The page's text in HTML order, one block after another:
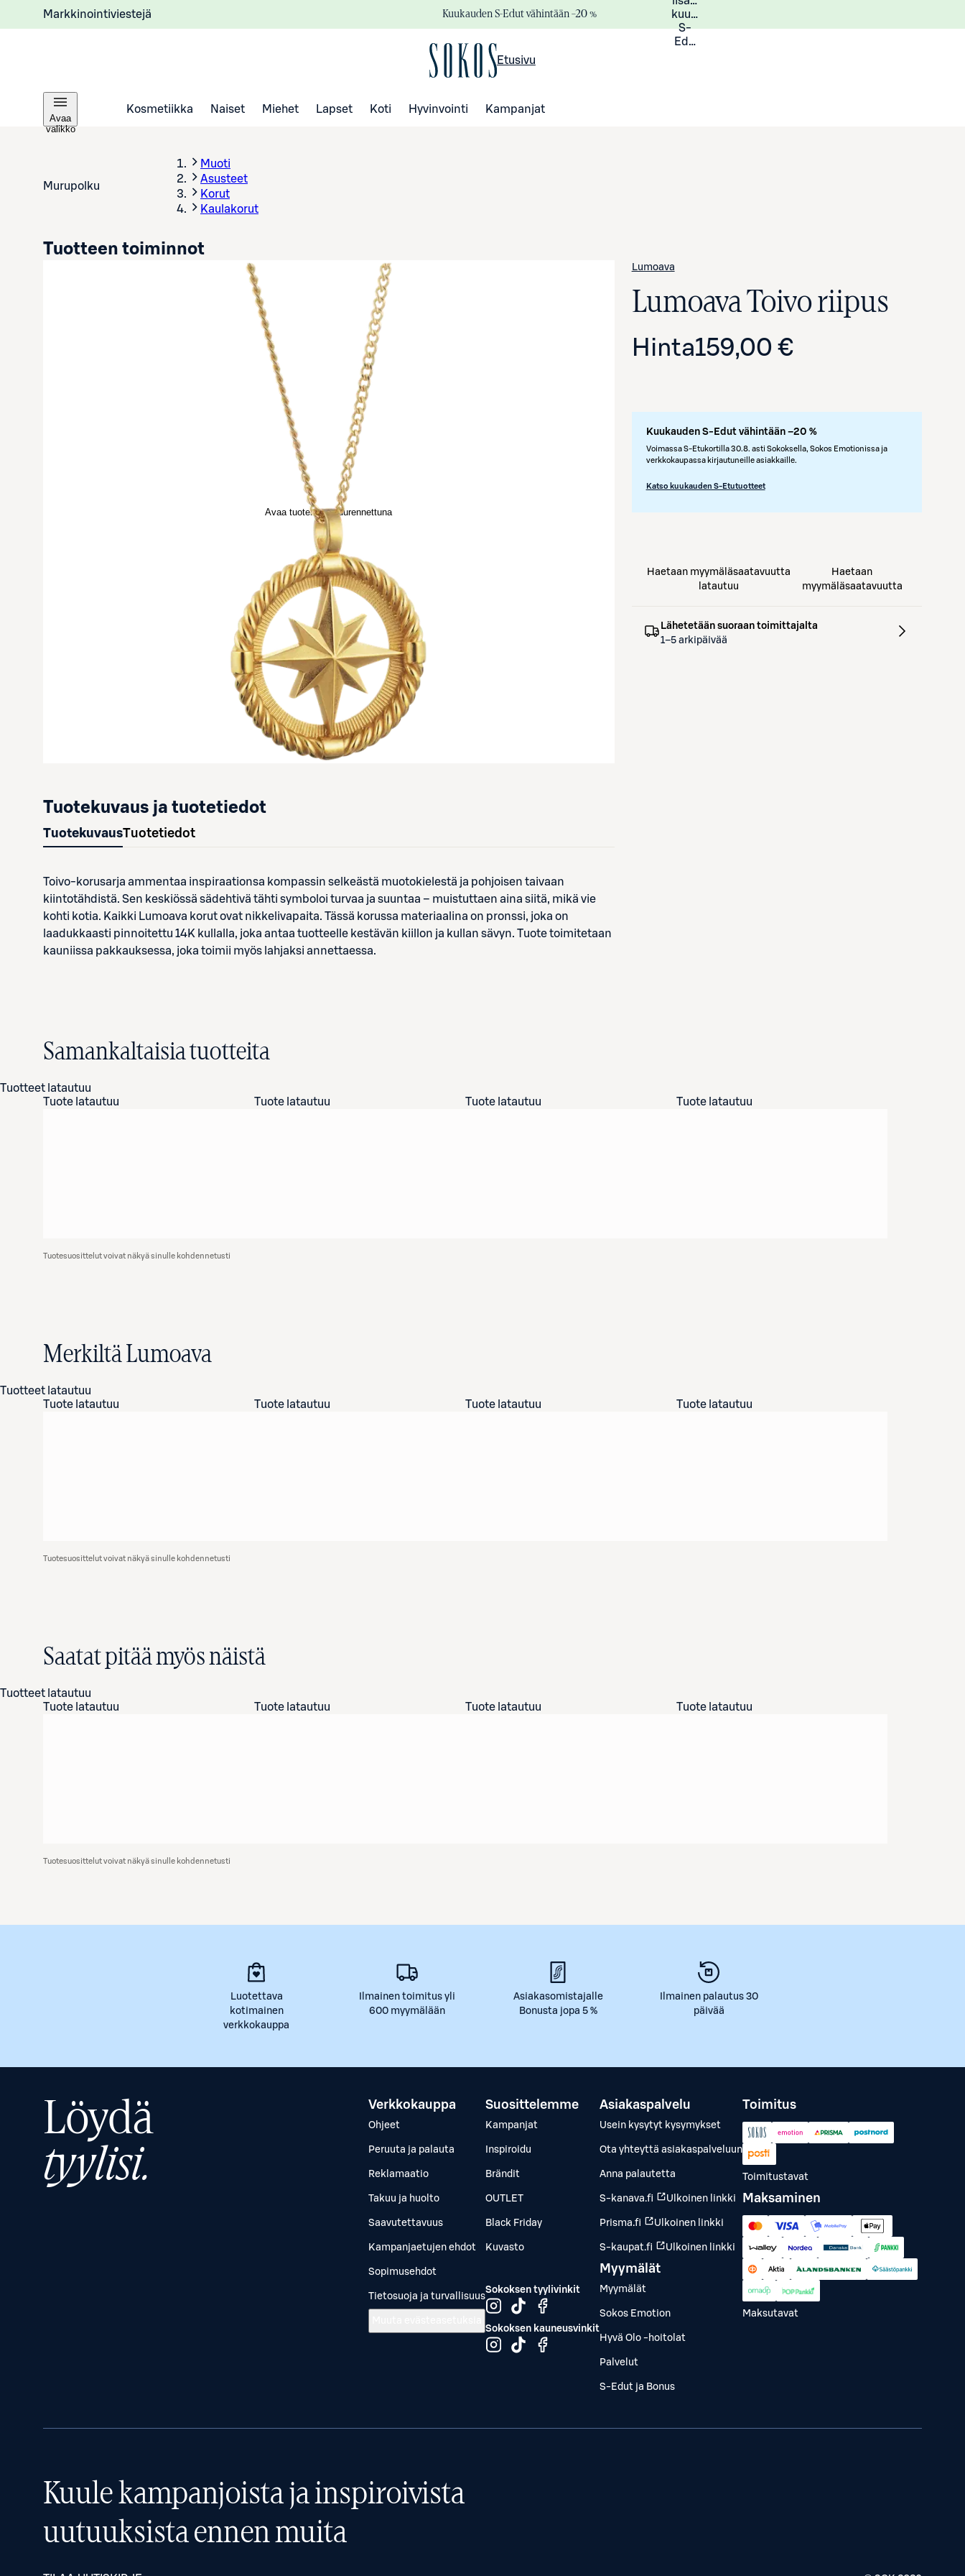
Markkinointiviestejä Kuukauden S-Edut vähintään –20 %
kuukauden
S-
Eduista
Etusivu
Avaa
valikko
Kosmetiikka Naiset Miehet Lapset Koti Hyvinvointi Kampanjat
Murupolku
Muoti
Asusteet
Korut
Kaulakorut
Avaa tuotekuva suurennettuna
Lumoava
Lumoava Toivo riipus
Hinta159,00 €
Kuukauden S-Edut vähintään –20 %
Voimassa S-Etukortilla 30.8. asti Sokoksella, Sokos Emotionissa ja
verkkokaupassa kirjautuneille asiakkaille.
Katso kuukauden S-Etutuotteet
Tuotteen toiminnot
Haetaan myymäläsaatavuutta
latautuu
Haetaan
myymäläsaatavuutta
Lähetetään suoraan toimittajalta
1–5 arkipäivää
Tuotekuvaus ja tuotetiedot
TuotekuvausTuotetiedot
Toivo-korusarja ammentaa inspiraationsa kompassin selkeästä muotokielestä ja pohjoisen taivaan
kiintotähdistä. Sen keskiössä sädehtivä tähti symboloi turvaa ja suuntaa – muistuttaen aina siitä, mikä vie
kohti kotia. Kaikki Lumoava korut ovat nikkelivapaita. Tässä korussa materiaalina on pronssi, joka on
laadukkaasti pinnoitettu 14K kullalla, joka antaa tuotteelle kestävän kiillon ja kullan sävyn. Tuote toimitetaan
kauniissa pakkauksessa, joka toimii myös lahjaksi annettaessa.
Samankaltaisia tuotteita
Tuotteet latautuu
Tuote latautuu
Tuote latautuu Tuote latautuu Tuote latautuu
Tuotesuosittelut voivat näkyä sinulle kohdennetusti
Merkiltä Lumoava
Tuotteet latautuu
Tuote latautuu
Tuote latautuu Tuote latautuu Tuote latautuu
Tuotesuosittelut voivat näkyä sinulle kohdennetusti
Saatat pitää myös näistä
Tuotteet latautuu
Tuote latautuu
Tuote latautuu Tuote latautuu Tuote latautuu
Tuotesuosittelut voivat näkyä sinulle kohdennetusti
Luotettava
kotimainen
verkkokauppa
Ilmainen toimitus yli
600 myymälään
Asiakasomistajalle
Bonusta jopa 5 %
Ilmainen palautus 30
päivää
Löydä
tyylisi.
Verkkokauppa
Ohjeet
Peruuta ja palauta
Reklamaatio
Takuu ja huolto
Saavutettavuus
Kampanjaetujen ehdot
Sopimusehdot
Tietosuoja ja turvallisuus
Suosittelemme
Kampanjat
Inspiroidu
Brändit
OUTLET
Black Friday
Kuvasto
Sokoksen tyylivinkit
Sokoksen kauneusvinkit
Asiakaspalvelu
Usein kysytyt kysymykset
Ota yhteyttä asiakaspalveluun
Anna palautetta
S-kanava.fi Ulkoinen linkki
Prisma.fi Ulkoinen linkki
S-kaupat.fi Ulkoinen linkki
Myymälät
Myymälät
Sokos Emotion
Hyvä Olo -hoitolat
Palvelut
S-Edut ja Bonus
Toimitus
Toimitustavat
Maksaminen
Maksutavat
Kuule kampanjoista ja inspiroivista
uutuuksista ennen muita